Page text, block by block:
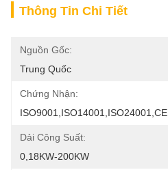
Thông Tin Chi Tiết
Nguồn Gốc:
Trung Quốc
Chứng Nhận:
ISO9001,ISO14001,ISO24001,CE
Dải Công Suất:
0,18KW-200KW